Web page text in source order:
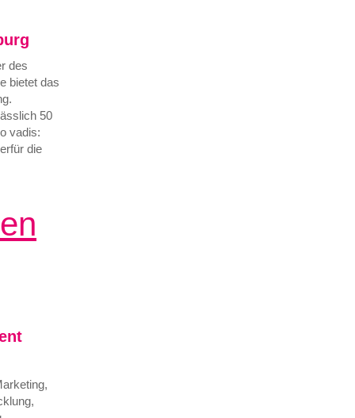
des
bietet das
50
vadis:
die